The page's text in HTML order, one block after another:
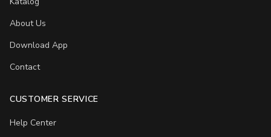
About Us
Download App
Contact
CUSTOMER SERVICE
Help Center